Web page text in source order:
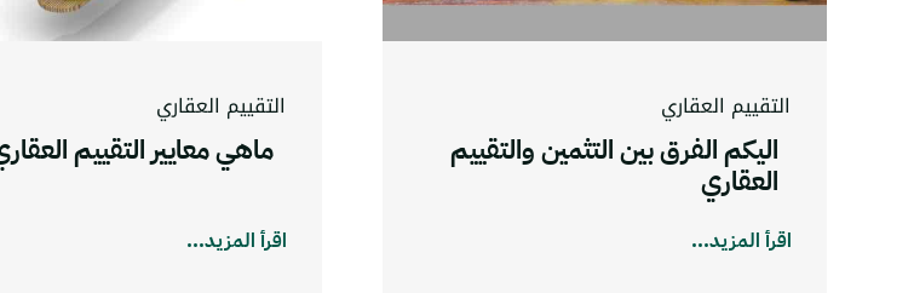
التقييم العقاري
اليكم الفرق بين التثمين والتقييم
العقاري
اقرأ المزيد...
التقييم العقاري
ماهي معايير التقييم
اقرأ المزيد...